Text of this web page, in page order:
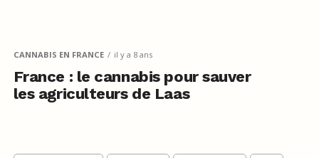
CANNABIS EN FRANCE il y a 8 ans
France : le cannabis pour sauver
les agriculteurs de Laas